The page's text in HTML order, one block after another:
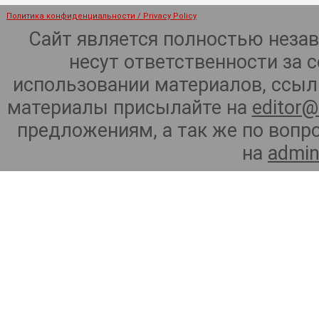
Политика конфиденциальности / Privacy Policy
Сайт является полностью
несут ответственности
использовании материалов,
материалы присылайте на
предложениям, а так же по
на